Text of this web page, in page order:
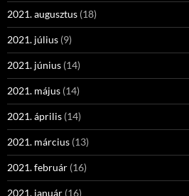
2021. augusztus (18)
2021. július (9)
2021. június (14)
2021. május (14)
2021. április (14)
2021. március (13)
2021. február (16)
2021. január (16)